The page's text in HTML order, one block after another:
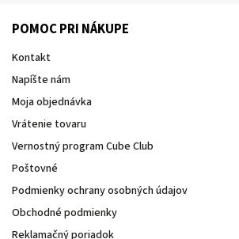
POMOC PRI NÁKUPE
Kontakt
Napíšte nám
Moja objednávka
Vrátenie tovaru
Vernostný program Cube Club
Poštovné
Podmienky ochrany osobných údajov
Obchodné podmienky
Reklamačný poriadok